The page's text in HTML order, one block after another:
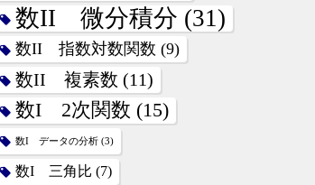
数II 微分積分 (31)
数II 指数対数関数 (9)
数II 複素数 (11)
数I 2次関数 (15)
数I データの分析 (3)
数I 三角比 (7)